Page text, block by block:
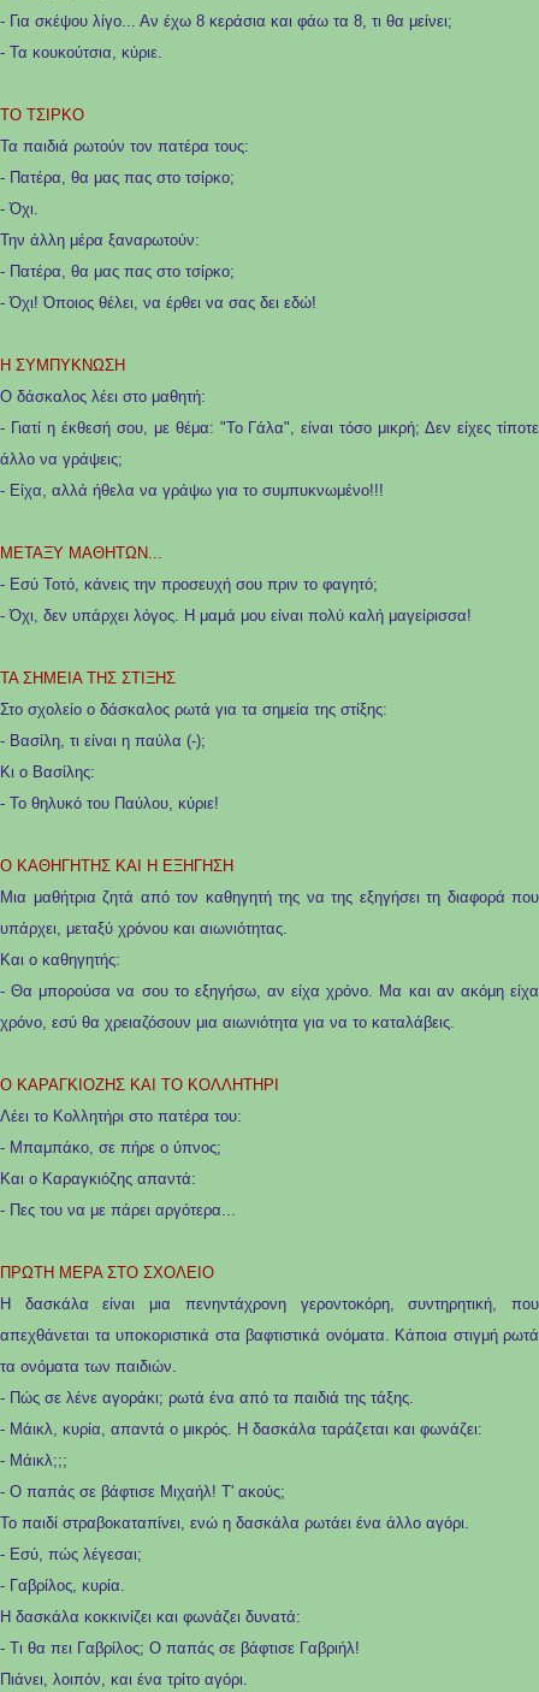
- Για σκέψου λίγο... Αν έχω 8 κεράσια και φάω τα 8, τι θα μείνει;
- Τα κουκούτσια, κύριε.
ΤΟ ΤΣΙΡΚΟ
Τα παιδιά ρωτούν τoν πατέρα τους:
- Πατέρα, θα μας πας στο τσίρκο;
- Όχι.
Την άλλη μέρα ξαναρωτούν:
- Πατέρα, θα μας πας στο τσίρκο;
- Όχι! Όποιος θέλει, να έρθει να σας δει εδώ!
H ΣΥΜΠΥΚΝΩΣΗ
Ο δάσκαλος λέει στο μαθητή:
- Γιατί η έκθεσή σου, με θέμα: "Το Γάλα", είναι τόσο μικρή; Δεν είχες τίποτε
άλλο να γράψεις;
- Είχα, αλλά ήθελα να γράψω για το συμπυκνωμένο!!!
ΜΕΤΑΞΥ ΜΑΘΗΤΩΝ...
- Εσύ Τοτό, κάνεις την προσευχή σου πριν το φαγητό;
- Όχι, δεν υπάρχει λόγος. Η μαμά μου είναι πολύ καλή μαγείρισσα!
ΤΑ ΣΗΜΕΙΑ ΤΗΣ ΣΤΙΞΗΣ
Στο σχολείο ο δάσκαλος ρωτά για τα σημεία της στίξης:
- Βασίλη, τι είναι η παύλα (-);
Κι ο Βασίλης:
- Το θηλυκό του Παύλου, κύριε!
O ΚΑΘΗΓΗΤΗΣ ΚΑΙ Η ΕΞΗΓΗΣΗ
Μια μαθήτρια ζητά από τον καθηγητή της να της εξηγήσει τη διαφορά που
υπάρχει, μεταξύ χρόνου και αιωνιότητας.
Και ο καθηγητής:
- Θα μπορούσα να σου το εξηγήσω, αν είχα χρόνο. Μα και αν ακόμη είχα
χρόνο, εσύ θα χρειαζόσουν μια αιωνιότητα για να το καταλάβεις.
O ΚΑΡΑΓΚΙΟΖΗΣ ΚΑΙ ΤΟ ΚΟΛΛΗΤΗΡΙ
Λέει το Κολλητήρι στο πατέρα του:
- Μπαμπάκο, σε πήρε ο ύπνος;
Και ο Καραγκιόζης απαντά:
- Πες του να με πάρει αργότερα...
ΠΡΩΤΗ ΜΕΡΑ ΣΤΟ ΣΧΟΛΕΙΟ
Η δασκάλα είναι μια πενηντάχρονη γεροντοκόρη, συντηρητική, που
απεχθάνεται τα υποκοριστικά στα βαφτιστικά ονόματα. Κάποια στιγμή ρωτά
τα ονόματα των παιδιών.
- Πώς σε λένε αγοράκι; ρωτά ένα από τα παιδιά της τάξης.
- Μάικλ, κυρία, απαντά ο μικρός. Η δασκάλα ταράζεται και φωνάζει:
- Μάικλ;;;
- Ο παπάς σε βάφτισε Μιχαήλ! Τ' ακούς;
Το παιδί στραβοκαταπίνει, ενώ η δασκάλα ρωτάει ένα άλλο αγόρι.
- Εσύ, πώς λέγεσαι;
- Γαβρίλος, κυρία.
Η δασκάλα κοκκινίζει και φωνάζει δυνατά:
- Τι θα πει Γαβρίλος; Ο παπάς σε βάφτισε Γαβριήλ!
Πιάνει, λοιπόν, και ένα τρίτο αγόρι.